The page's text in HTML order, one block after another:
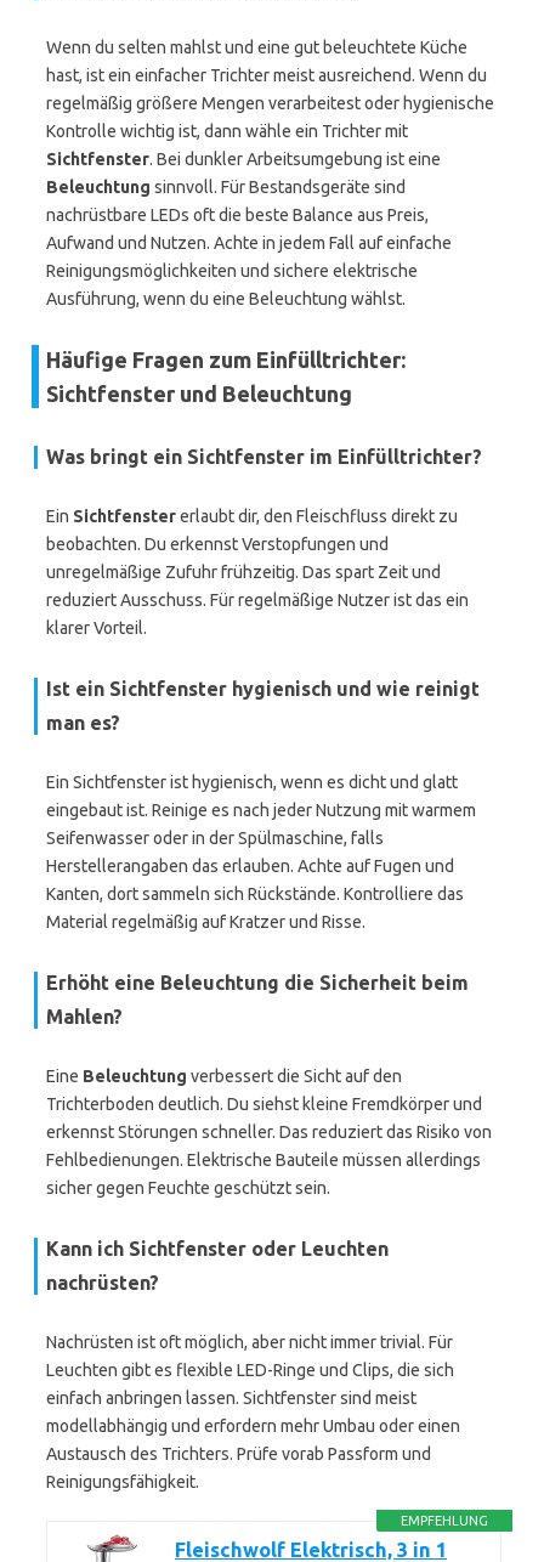
Wenn du selten mahlst und eine gut beleuchtete Küche
hast, ist ein einfacher Trichter meist ausreichend. Wenn du
regelmäßig größere Mengen verarbeitest oder hygienische
Kontrolle wichtig ist, dann wähle ein Trichter mit
Sichtfenster. Bei dunkler Arbeitsumgebung ist eine
Beleuchtung sinnvoll. Für Bestandsgeräte sind
nachrüstbare LEDs oft die beste Balance aus Preis,
Aufwand und Nutzen. Achte in jedem Fall auf einfache
Reinigungsmöglichkeiten und sichere elektrische
Ausführung, wenn du eine Beleuchtung wählst.
Häufige Fragen zum Einfülltrichter:
Sichtfenster und Beleuchtung
Was bringt ein Sichtfenster im Einfülltrichter?
Ein Sichtfenstererlaubt dir, den Fleischfluss direkt zu
beobachten. Du erkennst Verstopfungen und
unregelmäßige Zufuhr frühzeitig. Das spart Zeit und
reduziert Ausschuss. Für regelmäßige Nutzer ist das ein
klarer Vorteil.
Ist ein Sichtfenster hygienisch und wie reinigt
man es?
Ein Sichtfenster ist hygienisch, wenn es dicht und glatt
eingebaut ist. Reinige es nach jeder Nutzung mit warmem
Seifenwasser oder in der Spülmaschine, falls
Herstellerangaben das erlauben. Achte auf Fugen und
Kanten, dort sammeln sich Rückstände. Kontrolliere das
Material regelmäßig auf Kratzer und Risse.
Erhöht eine Beleuchtung die Sicherheit beim
Mahlen?
Eine Beleuchtung verbessert die Sicht auf den
Trichterboden deutlich. Du siehst kleine Fremdkörper und
erkennst Störungen schneller. Das reduziert das Risiko von
Fehlbedienungen. Elektrische Bauteile müssen allerdings
sicher gegen Feuchte geschützt sein.
Kann ich Sichtfenster oder Leuchten
nachrüsten?
Nachrüsten ist oft möglich, aber nicht immer trivial. Für
Leuchten gibt es flexible LED-Ringe und Clips, die sich
einfach anbringen lassen. Sichtfenster sind meist
modellabhängig und erfordern mehr Umbau oder einen
Austausch des Trichters. Prüfe vorab Passform und
Reinigungsfähigkeit.
EMPFEHLUNG
Fleischwolf Elektrisch, 3 in 1